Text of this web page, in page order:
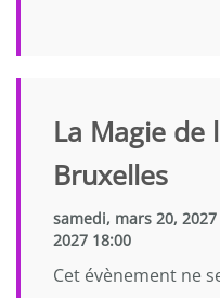
La Magie de
Bruxelles
samedi, mars 20,
2027 18:00
Cet évènement ne